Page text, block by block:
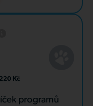
Kč
programů